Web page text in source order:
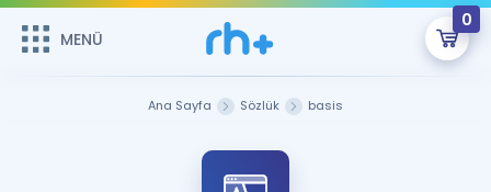
MENÜ
0
Sepetin Şu An Boş.
MENÜ
Ana Sayfa Sözlük basis